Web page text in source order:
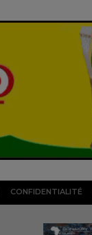
CONFIDENTIALITÉ